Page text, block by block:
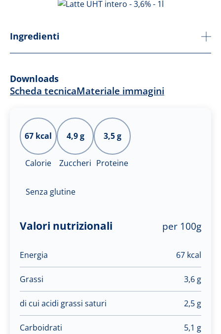
Ingredienti
Downloads
Scheda tecnicaMateriale immagini
67 kcal
Calorie
4,9 g
Zuccheri
3,5 g
Proteine
Senza glutine
Valori nutrizionali per 100g
Energia 67 kcal
Grassi 3,6 g
di cui acidi grassi saturi 2,5 g
Carboidrati 5,1 g